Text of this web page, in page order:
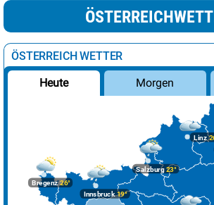
ÖSTERREICH WETTER
Heute Morgen
Bregenz26°
Innsbruck19°
Linz
Salzburg23°